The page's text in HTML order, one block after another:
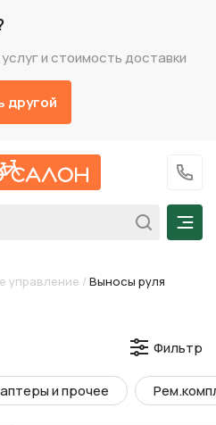
и стоимость доставки
другой
На главную
+7
управление / Выносы руля
Фильтр
и прочее